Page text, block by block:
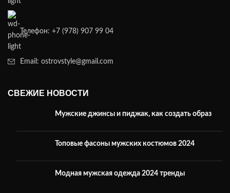
Телефон: +7 (978) 907 99 04
Email: ostrovstyle@gmail.com
СВЕЖИЕ НОВОСТИ
Мужские джинсы и пиджак, как создать образ
Топовые фасоны мужских костюмов 2024
Модная мужская одежда 2024 тренды